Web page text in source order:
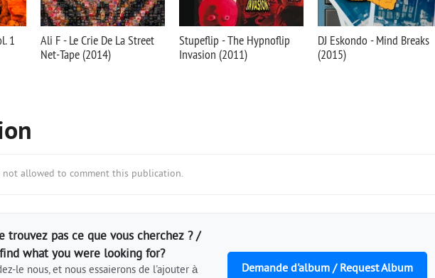
1
Ali F - Le Crie De La Street
Net-Tape (2014)
Stupeflip - The Hypnoflip
Invasion (2011)
DJ Eskondo - Mind Breaks
(2015)
not allowed to comment this publication.
trouvez pas ce que vous cherchez ? /
what you were looking for?
le nous, et nous essaierons de l'ajouter à
Demande d'album / Request Album